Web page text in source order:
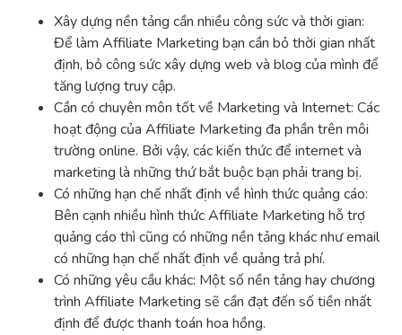
Xây dựng nền tảng cần nhiều công sức và thời gian:
Để làm Affiliate Marketing bạn cần bỏ thời gian nhất
định, bỏ công sức xây dựng web và blog của mình để
tăng lượng truy cập.
Cần có chuyên môn tốt về Marketing và Internet: Các
hoạt động của Affiliate Marketing đa phần trên môi
trường online. Bởi vậy, các kiến thức để internet và
marketing là những thứ bắt buộc bạn phải trang bị.
Có những hạn chế nhất định về hình thức quảng cáo:
Bên cạnh nhiều hình thức Affiliate Marketing hỗ trợ
quảng cáo thì cũng có những nền tảng khác như email
có những hạn chế nhất định về quảng trả phí.
Có những yêu cầu khác: Một số nền tảng hay chương
trình Affiliate Marketing sẽ cần đạt đến số tiền nhất
định để được thanh toán hoa hồng.